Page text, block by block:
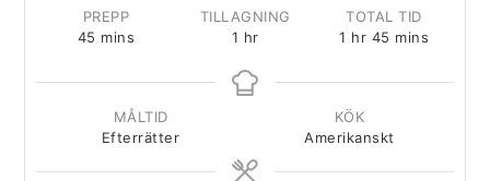
PREPP
45 mins
TILLAGNING
1 hr
TOTAL TID
1 hr 45 mins
MÅLTID
Efterrätter
KÖK
Amerikanskt